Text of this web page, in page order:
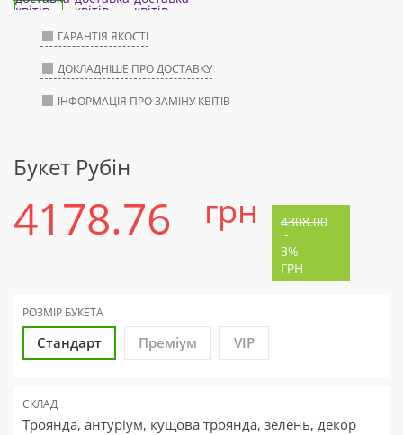
ГАРАНТІЯ ЯКОСТІ
ДОКЛАДНІШЕ ПРО ДОСТАВКУ
ІНФОРМАЦІЯ ПРО ЗАМІНУ КВІТІВ
Букет Рубін
4178.76 грн 4308.00
-
3%
ГРН
РОЗМІР БУКЕТА
Стандарт Преміум VIP
СКЛАД
Троянда, антуріум, кущова троянда, зелень, декор